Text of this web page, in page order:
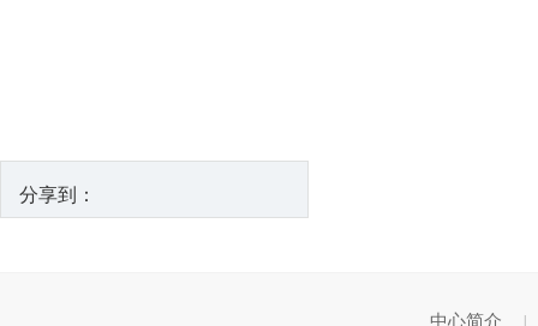
分享到：
中心简介